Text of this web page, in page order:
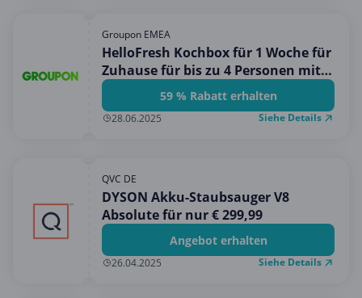
Groupon EMEA
HelloFresh Kochbox für 1 Woche für
Zuhause für bis zu 4 Personen mit
bis zu 5 Mahlzeiten (bis zu 59%
sparen)
59 % Rabatt erhalten
28.06.2025 Siehe Details
QVC DE
DYSON Akku-Staubsauger V8
Absolute für nur € 299,99
Angebot erhalten
26.04.2025 Siehe Details